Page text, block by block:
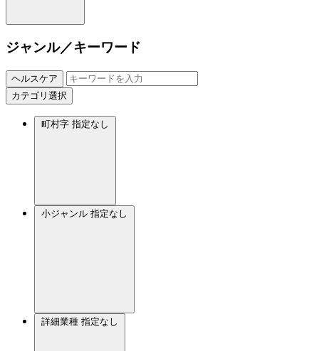
ジャンル／キーワード
ヘルスケア
カテゴリ選択
町村字 指定なし
小ジャンル 指定なし
詳細業種 指定なし